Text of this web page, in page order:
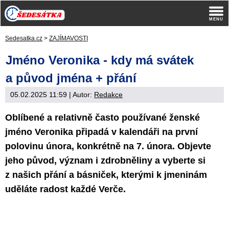
Sedesatka.cz > ZAJÍMAVOSTI
Jméno Veronika - kdy má svátek
a původ jména + přání
05.02.2025 11:59 | Autor: Redakce
Oblíbené a relativně často používané ženské
jméno Veronika připadá v kalendáři na první
polovinu února, konkrétně na 7. února. Objevte
jeho původ, význam i zdrobněliny a vyberte si
z našich přání a básniček, kterými k jmeninám
uděláte radost každé Verče.